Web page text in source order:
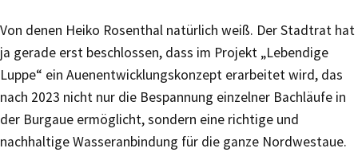
Von denen Heiko Rosenthal natürlich weiß. Der Stadtrat hat
ja gerade erst beschlossen, dass im Projekt „Lebendige
Luppe“ ein Auenentwicklungskonzept erarbeitet wird, das
nach 2023 nicht nur die Bespannung einzelner Bachläufe in
der Burgaue ermöglicht, sondern eine richtige und
nachhaltige Wasseranbindung für die ganze Nordwestaue.